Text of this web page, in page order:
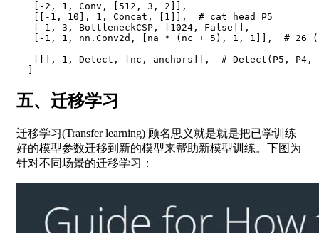
   [-2, 1, Conv, [512, 3, 2]],
   [[-1, 10], 1, Concat, [1]],  # cat head P5
   [-1, 3, BottleneckCSP, [1024, False]],
[-1, 1, nn.Conv2d, [na * (nc + 5), 1, 1]],  #
[[], 1, Detect, [nc, anchors]],  # Detect(P5,
五、迁移学习
迁移学习(Transfer learning) 顾名思义就是就是把已学训练
好的模型参数迁移到新的模型来帮助新模型训练。下图为
针对不同场景的迁移学习：